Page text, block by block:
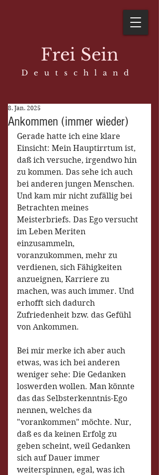
Frei Sein
D e u t s c h l a n d
Ankommen (immer wieder)
8. Jan. 2025
Gerade hatte ich eine klare
Einsicht: Mein Hauptirrtum ist,
daß ich versuche, irgendwo hin
zu kommen. Das sehe ich auch
bei anderen jungen Menschen.
Und kam mir nicht zufällig bei
Betrachten meines
Meisterbriefs. Das Ego versucht
im Leben Meriten
einzusammeln,
voranzukommen, mehr zu
verdienen, sich Fähigkeiten
anzueignen, Karriere zu
machen, was auch immer. Und
erhofft sich dadurch
Zufriedenheit bzw. das Gefühl
von Ankommen.
Bei mir merke ich aber auch
etwas, was ich bei anderen
weniger sehe: Die Gedanken
loswerden wollen. Man könnte
das das Selbsterkenntnis-Ego
nennen, welches da
"vorankommen" möchte. Nur,
daß es da keinen Erfolg zu
geben scheint, weil Gedanken
sich auf Dauer immer
weiterspinnen, egal, was ich